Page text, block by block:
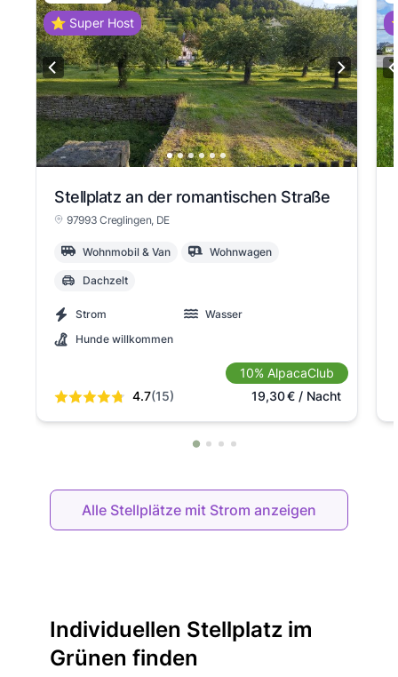
⭐ Super Host
Stellplatz an der romantischen Straße
97993 Creglingen, DE
Wohnmobil & Van Wohnwagen
Dachzelt
Strom
Wasser
Hunde willkommen
4.7(15)
10% AlpacaClub
19,30€/ Nacht
Alle Stellplätze mit Strom anzeigen
Individuellen Stellplatz im
Grünen finden